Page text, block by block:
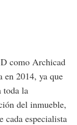
como Archicad
en 2014, ya que
toda la
del inmueble,
cada especialista